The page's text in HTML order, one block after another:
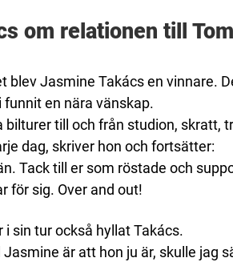
om relationen till
blev Jasmine Takács en vinnare.
en nära vänskap.
bilturer till och från studion, skratt,
dag, skriver hon och fortsätter:
Tack till er som röstade och
för sig. Over and out!
sin tur också hyllat Takács.
är att hon ju är, skulle jag